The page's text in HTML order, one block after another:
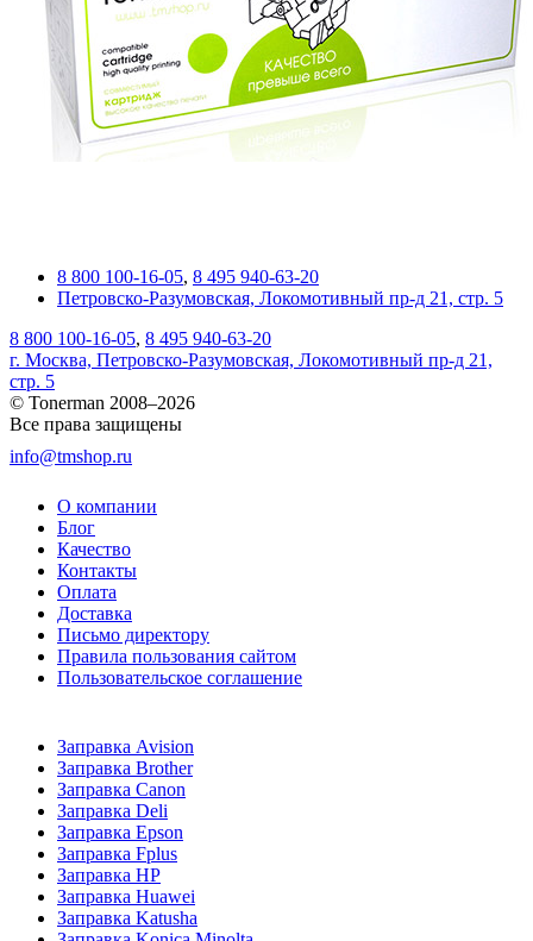
8 800 100-16-05, 8 495 940-63-20
Петровско-Разумовская, Локомотивный пр-д 21, стр. 5
8 800 100-16-05, 8 495 940-63-20
г. Москва, Петровско-Разумовская, Локомотивный пр-д 21,
стр. 5
© Tonerman 2008–2026
Все права защищены
info@tmshop.ru
О компании
Блог
Качество
Контакты
Оплата
Доставка
Письмо директору
Правила пользования сайтом
Пользовательское соглашение
Заправка Avision
Заправка Brother
Заправка Canon
Заправка Deli
Заправка Epson
Заправка Fplus
Заправка HP
Заправка Huawei
Заправка Katusha